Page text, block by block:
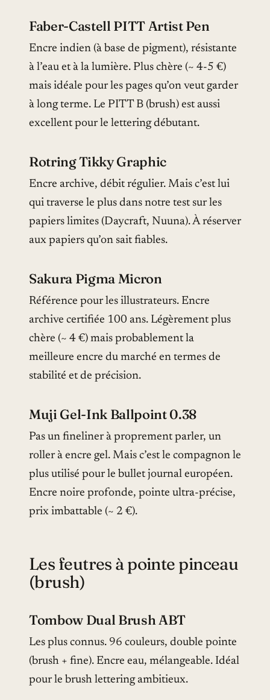
Faber-Castell PITT Artist Pen
Encre indien (à base de pigment), résistante
à l’eau et à la lumière. Plus chère (~ 4-5 €)
mais idéale pour les pages qu’on veut garder
à long terme. Le PITT B (brush) est aussi
excellent pour le lettering débutant.
Rotring Tikky Graphic
Encre archive, débit régulier. Mais c’est lui
qui traverse le plus dans notre test sur les
papiers limites (Daycraft, Nuuna). À réserver
aux papiers qu’on sait fiables.
Sakura Pigma Micron
Référence pour les illustrateurs. Encre
archive certifiée 100 ans. Légèrement plus
chère (~ 4 €) mais probablement la
meilleure encre du marché en termes de
stabilité et de précision.
Muji Gel-Ink Ballpoint 0.38
Pas un fineliner à proprement parler, un
roller à encre gel. Mais c’est le compagnon le
plus utilisé pour le bullet journal européen.
Encre noire profonde, pointe ultra-précise,
prix imbattable (~ 2 €).
Les feutres à pointe pinceau
(brush)
Tombow Dual Brush ABT
Les plus connus. 96 couleurs, double pointe
(brush + fine). Encre eau, mélangeable. Idéal
pour le brush lettering ambitieux.